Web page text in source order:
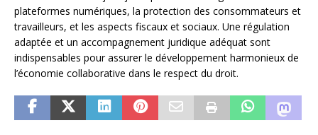
plateformes numériques, la protection des consommateurs et
travailleurs, et les aspects fiscaux et sociaux. Une régulation
adaptée et un accompagnement juridique adéquat sont
indispensables pour assurer le développement harmonieux de
l’économie collaborative dans le respect du droit.